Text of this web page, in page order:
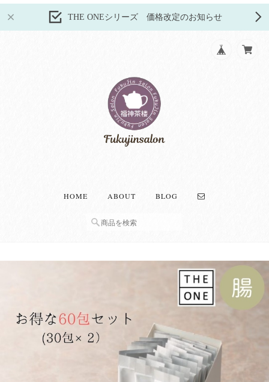
THE ONEシリーズ 価格改定のお知らせ
HOME ABOUT BLOG